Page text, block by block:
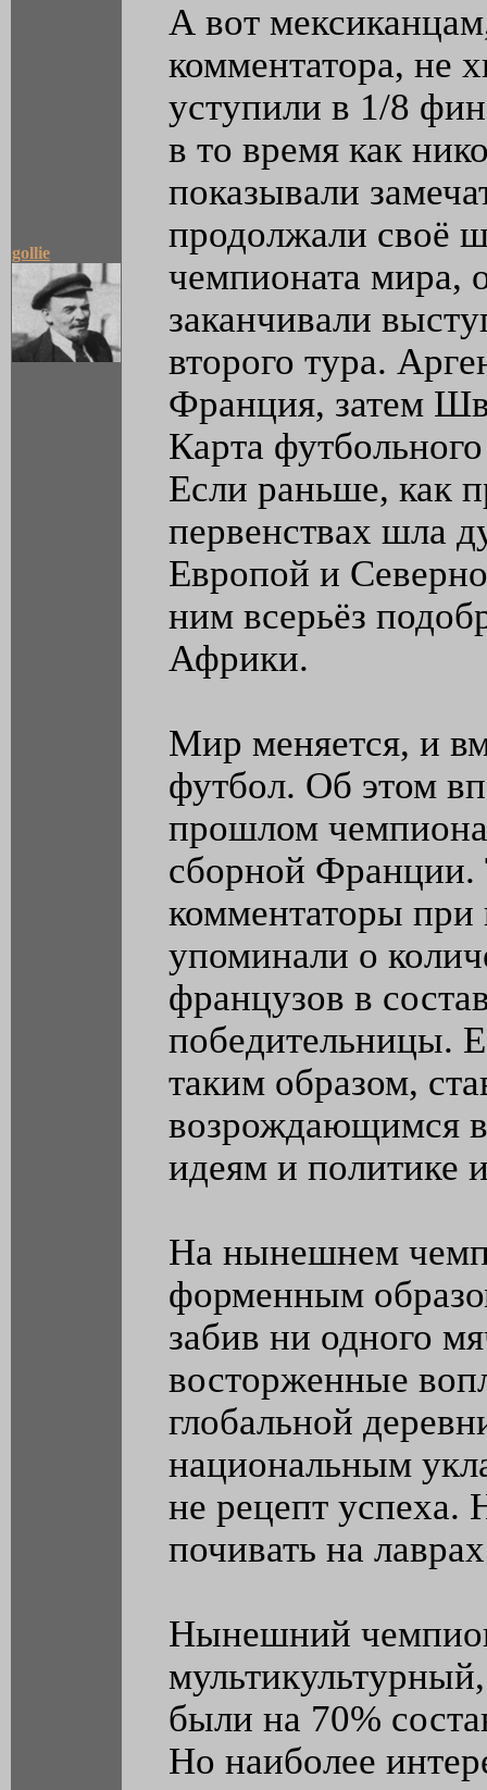
gollie
А вот
комментатора, не
уступили в 1/8
в то время как
показывали
продолжали своё
чемпионата мира,
заканчивали
второго тура.
Франция, затем
Карта
Если раньше, как
первенствах шла
Европой и
ним всерьёз
Африки.
Мир меняется, и
футбол. Об этом
прошлом
сборной Франции.
комментаторы при
упоминали о
французов в
победительницы.
таким образом,
возрождающимся
идеям и политике
На нынешнем
форменным
забив ни одного
восторженные
глобальной
национальным
не рецепт успеха.
почивать на
Нынешний
были на 70%
Но наиболее